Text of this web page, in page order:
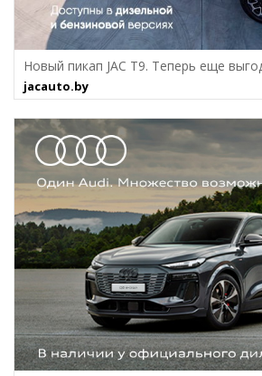
Новый пикап JAC T9. Теперь еще
jacauto.by